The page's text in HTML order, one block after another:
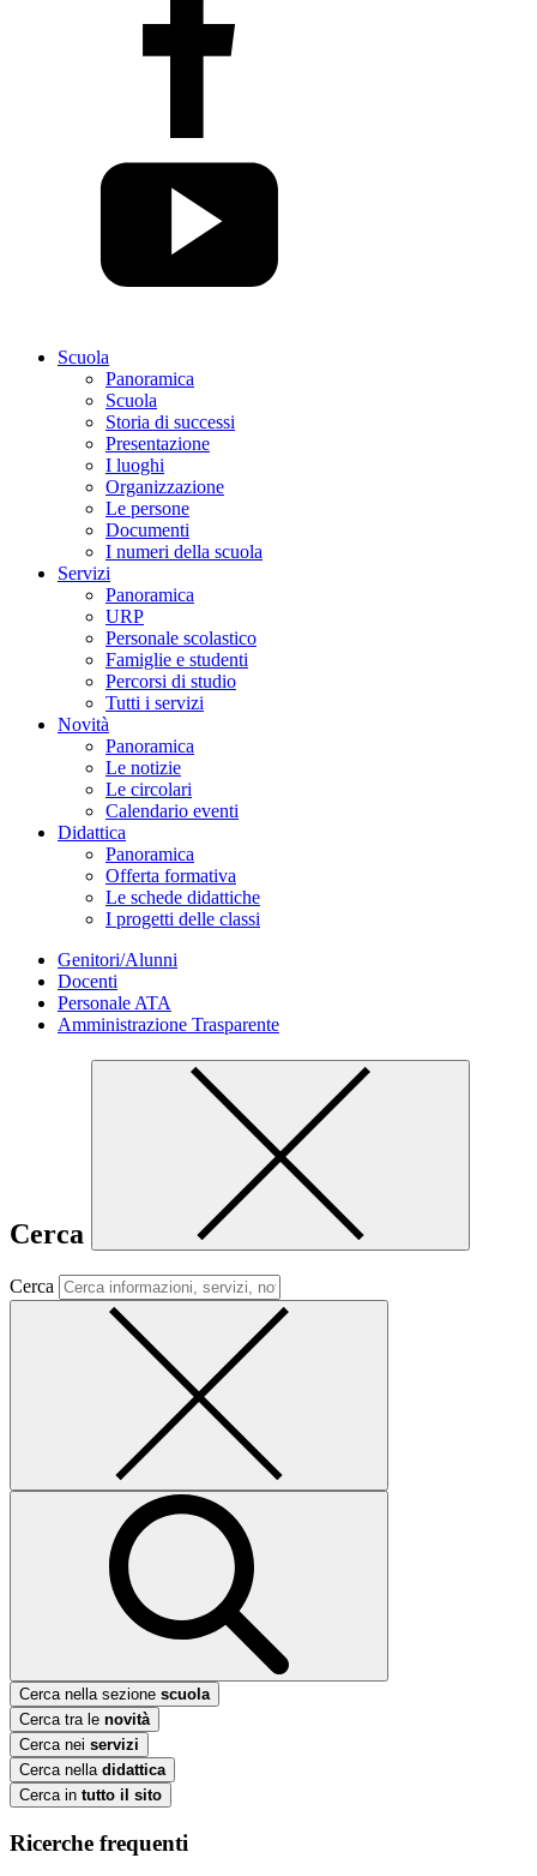
Scuola
Panoramica
Scuola
Storia di successi
Presentazione
I luoghi
Organizzazione
Le persone
Documenti
I numeri della scuola
Servizi
Panoramica
URP
Personale scolastico
Famiglie e studenti
Percorsi di studio
Tutti i servizi
Novità
Panoramica
Le notizie
Le circolari
Calendario eventi
Didattica
Panoramica
Offerta formativa
Le schede didattiche
I progetti delle classi
Genitori/Alunni
Docenti
Personale ATA
Amministrazione Trasparente
Cerca
Cerca
Cerca nella sezione scuola
Cerca tra le novità
Cerca nei servizi
Cerca nella didattica
Cerca in tutto il sito
Ricerche frequenti